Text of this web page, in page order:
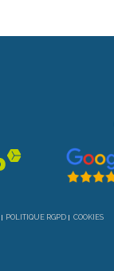
POLITIQUE RGPD COOKIES